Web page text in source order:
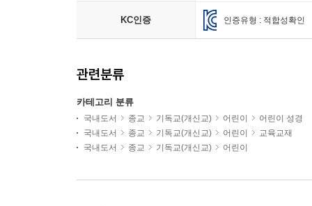
KC인증 인증유형 : 적합성확인
관련분류
카테고리 분류
국내도서 종교 기독교(개신교) 어린이
어린이 성경
국내도서
종교 기독교(개신교) 어린이
교육교재
국내도서
종교 기독교(개신교) 어린이